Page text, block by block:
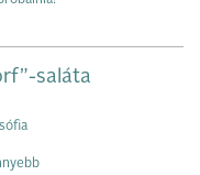
saláta